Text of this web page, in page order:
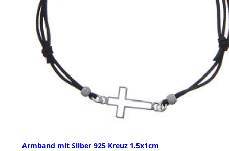
Armband mit Silber 925 Kreuz 1.5x1cm